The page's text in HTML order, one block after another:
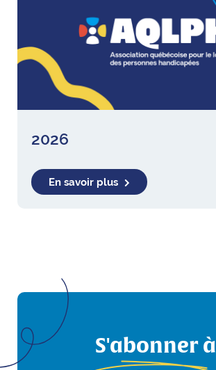
2026
En savoir plus
S'abonner à